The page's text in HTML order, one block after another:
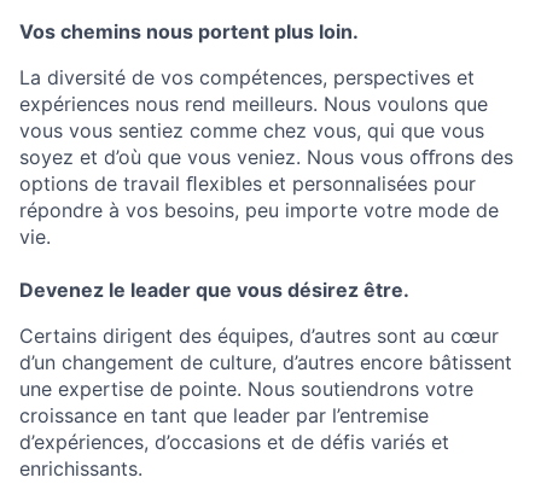
Vos chemins nous portent plus loin.
La diversité de vos compétences, perspectives et
expériences nous rend meilleurs. Nous voulons que
vous vous sentiez comme chez vous, qui que vous
soyez et d’où que vous veniez. Nous vous oﬀrons des
options de travail ﬂexibles et personnalisées pour
répondre à vos besoins, peu importe votre mode de
vie.
Devenez le leader que vous désirez être.
Certains dirigent des équipes, d’autres sont au cœur
d’un changement de culture, d’autres encore bâtissent
une expertise de pointe. Nous soutiendrons votre
croissance en tant que leader par l’entremise
d’expériences, d’occasions et de défis variés et
enrichissants.